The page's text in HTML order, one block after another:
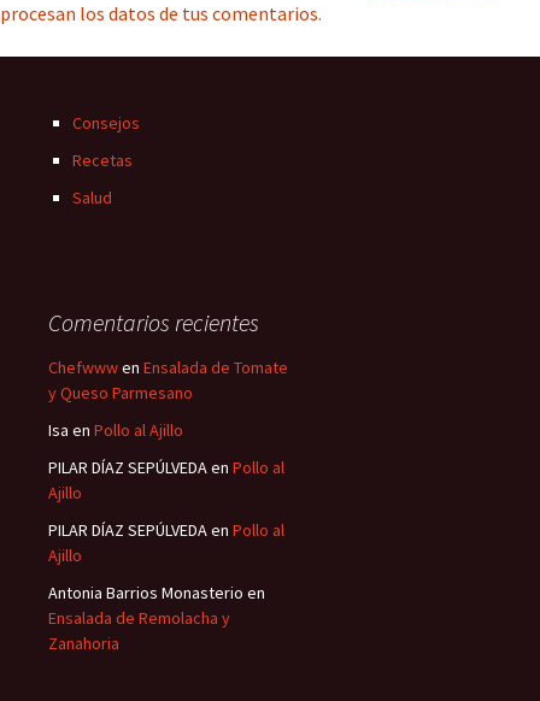
procesan los datos de tus comentarios.
Consejos
Recetas
Salud
Comentarios recientes
Chefwwwen Ensalada de Tomate
y Queso Parmesano
Isa en Pollo al Ajillo
PILAR DÍAZ SEPÚLVEDAen Pollo al
Ajillo
PILAR DÍAZ SEPÚLVEDAen Pollo al
Ajillo
Antonia Barrios Monasterio en
Ensalada de Remolacha y
Zanahoria